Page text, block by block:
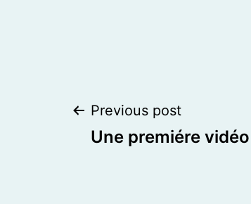
Post
Previous post
Une premiére